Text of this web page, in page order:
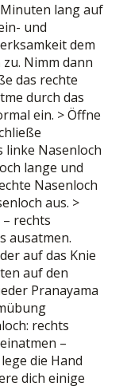
lang auf
und
dem
Nimm dann
das rechte
durch das
ein. > Öffne
linke Nasenloch
lange und
Nasenloch
aus. >
rechts
ausatmen.
auf das Knie
auf den
Pranayama
rechts
–
die Hand
dich einige